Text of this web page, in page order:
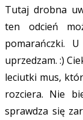
Tutaj drobna
ten odcień
pomarańczki.
uprzedzam. :)
leciutki mus,
rozciera. Nie
sprawdza się